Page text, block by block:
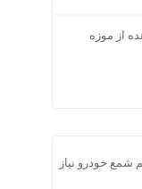
از موزه
شمع خودرو نیاز